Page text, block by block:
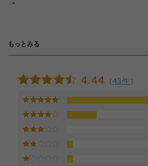
もっとみる
4.44 （ 43件 ）